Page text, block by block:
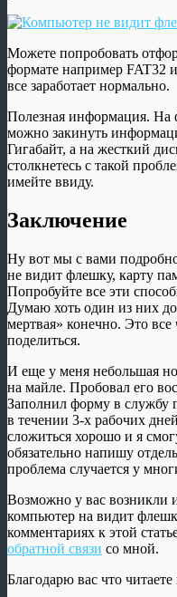
Можете попробовать
формате например FAT32
все заработает нормально.
Полезная информация. На
можно закинуть
Гигабайт, а на жесткий
столкнетесь с такой
имейте ввиду.
Заключение
Ну вот мы с вами
не видит флешку, карту
Попробуйте все эти
Думаю хоть один из них
мертвая» конечно. Это все
поделиться.
И еще у меня небольшая
на майле. Пробовал его
Заполнил форму в службу
в течении 3-х рабочих
сложиться хорошо и я
обязательно напишу
проблема случается у
Возможно у вас
компьютер на видит
комментариях к этой
обратной связи со мной.
Благодарю вас что читаете